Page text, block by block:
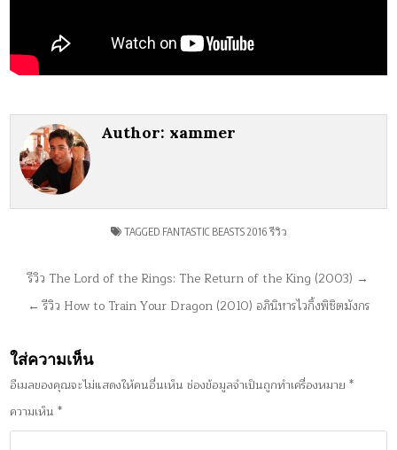
Author: xammer
TAGGED FANTASTIC BEASTS 2016 รีวิว
แนะแนว
เรื่อง
รีวิว The Lord of the Rings: The Return of the King (2003) →
← รีวิว How to Train Your Dragon (2010) อภินิหารไวกิ้งพิชิตมังกร
ใส่ความเห็น
อีเมลของคุณจะไม่แสดงให้คนอื่นเห็น ช่องข้อมูลจำเป็นถูกทำเครื่องหมาย*
ความเห็น*